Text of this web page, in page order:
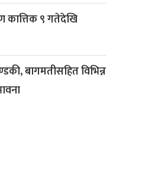
कात्तिक ९ गतेदेखि
बागमतीसहित विभिन्न